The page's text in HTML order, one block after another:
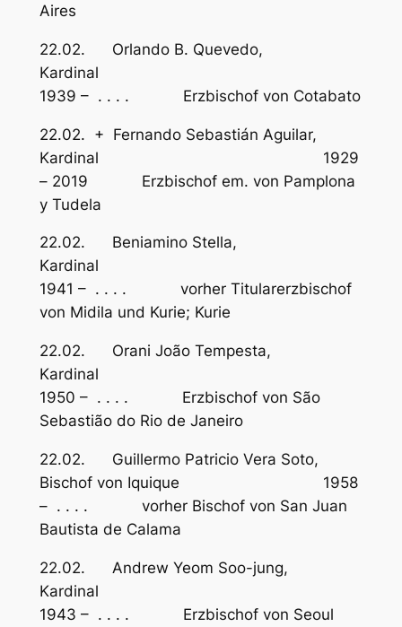
Aires
22.02. Orlando B. Quevedo,
Kardinal
1939 – . . . . Erzbischof von Cotabato
22.02. + Fernando Sebastián Aguilar,
Kardinal 1929
– 2019 Erzbischof em. von Pamplona
y Tudela
22.02. Beniamino Stella,
Kardinal
1941 – . . . . vorher Titularerzbischof
von Midila und Kurie; Kurie
22.02. Orani João Tempesta,
Kardinal
1950 – . . . . Erzbischof von São
Sebastião do Rio de Janeiro
22.02. Guillermo Patricio Vera Soto,
Bischof von Iquique 1958
– . . . . vorher Bischof von San Juan
Bautista de Calama
22.02. Andrew Yeom Soo-jung,
Kardinal
1943 – . . . . Erzbischof von Seoul